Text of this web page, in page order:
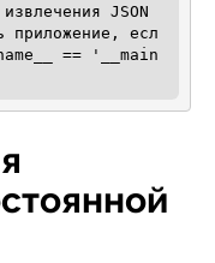
JSON
приложение, есл
== '__main